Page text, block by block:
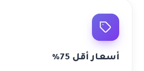
أسعار أقل 75%